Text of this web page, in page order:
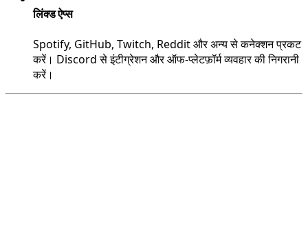
लिंक्ड ऐप्स
Spotify, GitHub, Twitch, Reddit और अन्य से कनेक्शन प्रकट
करें। Discord से इंटीग्रेशन और ऑफ-प्लेटफ़ॉर्म व्यवहार की निगरानी
करें।